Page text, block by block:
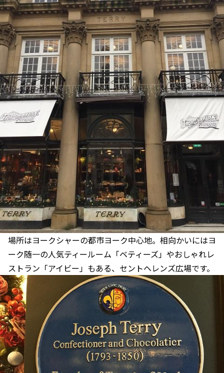
場所はヨークシャーの都市ヨーク中心地。相向かいにはヨ
ーク随一の人気ティールーム「ベティーズ」やおしゃれレ
ストラン「アイビー」もある、セントヘレンズ広場です。